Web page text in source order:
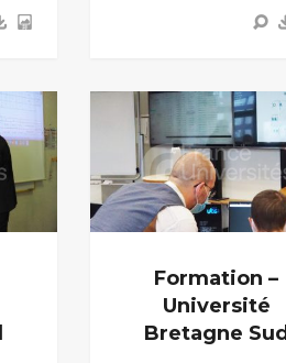
Formation –
Université
Bretagne Sud